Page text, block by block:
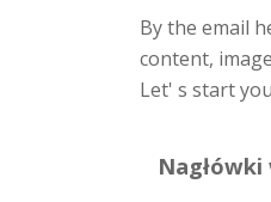
By the email
content,
Let' s start